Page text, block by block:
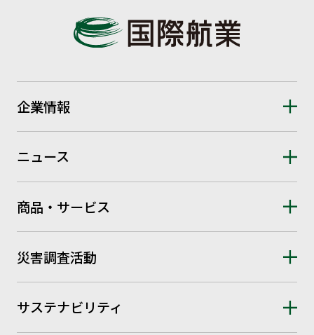
企業情報
ニュース
商品・サービス
災害調査活動
サステナビリティ